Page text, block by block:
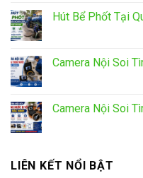
Hút Bể Phốt Tại
Camera Nội Soi
Camera Nội Soi
LIÊN KẾT NỔI BẬT